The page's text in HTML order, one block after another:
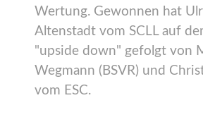
Wertung. Gewonnen hat
Altenstadt vom SCLL auf
"upside down" gefolgt von
Wegmann (BSVR) und
vom ESC.